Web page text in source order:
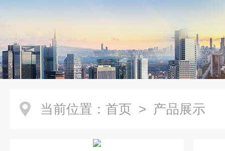
当前位置： 首页 > 产品展示